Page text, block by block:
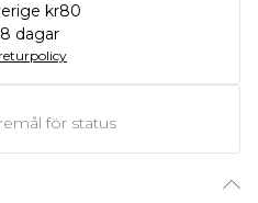
kr80
dagar
returpolicy
för status